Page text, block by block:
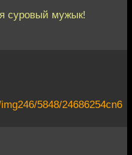
суровый мужык!
5848/24686254cn6